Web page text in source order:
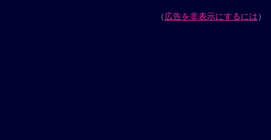
（広告を非表示にするには）